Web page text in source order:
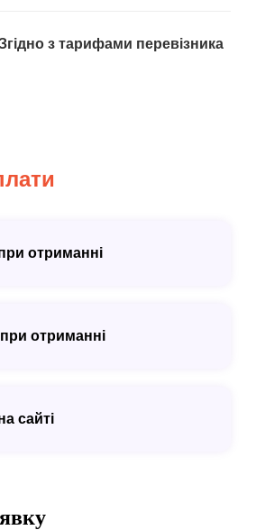
з тарифами перевізника
отриманні
отриманні
сайті